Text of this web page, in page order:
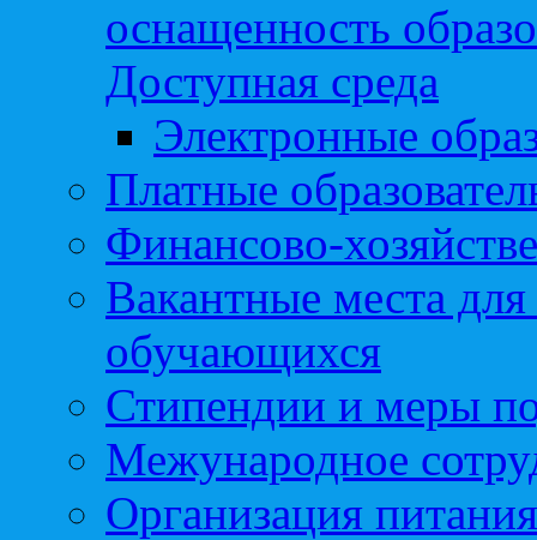
оснащенность
Доступная среда
Электронные
Платные
Финансово-
Вакантные места
обучающихся
Стипендии и меры
Межународное
Организация